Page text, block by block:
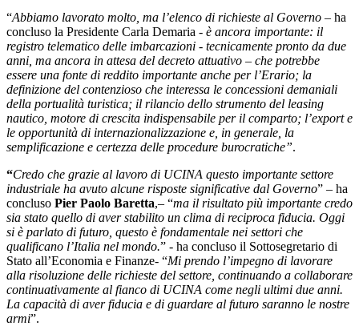
“Abbiamo lavorato molto, ma l’elenco di richieste al Governo – ha
concluso la Presidente Carla Demaria - è ancora importante: il
registro telematico delle imbarcazioni - tecnicamente pronto da due
anni, ma ancora in attesa del decreto attuativo – che potrebbe
essere una fonte di reddito importante anche per l’Erario; la
definizione del contenzioso che interessa le concessioni demaniali
della portualità turistica; il rilancio dello strumento del leasing
nautico, motore di crescita indispensabile per il comparto; l’export e
le opportunità di internazionalizzazione e, in generale, la
semplificazione e certezza delle procedure burocratiche”.
“Credo che grazie al lavoro di UCINA questo importante settore
industriale ha avuto alcune risposte significative dal Governo” – ha
concluso Pier Paolo Baretta,– “ma il risultato più importante credo
sia stato quello di aver stabilito un clima di reciproca fiducia. Oggi
si è parlato di futuro, questo è fondamentale nei settori che
qualificano l’Italia nel mondo.” - ha concluso il Sottosegretario di
Stato all’Economia e Finanze- “Mi prendo l’impegno di lavorare
alla risoluzione delle richieste del settore, continuando a collaborare
continuativamente al fianco di UCINA come negli ultimi due anni.
La capacità di aver fiducia e di guardare al futuro saranno le nostre
armi”.